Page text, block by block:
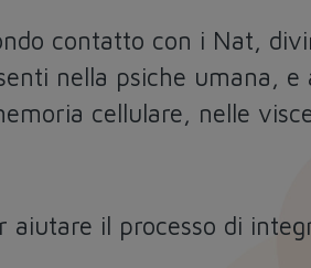
contatto con i Nat,
nella psiche umana, e
cellulare, nelle
aiutare il processo di